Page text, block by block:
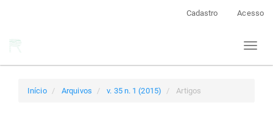
Cadastro Acesso
Toggle
Início Arquivos v. 35 n. 1 (2015) Artigos